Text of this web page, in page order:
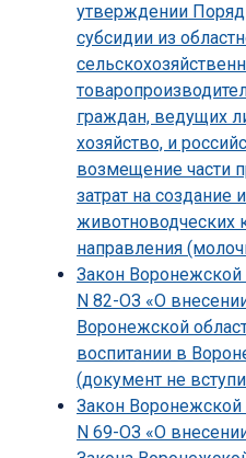
утверждении
субсидии из
граждан, ведущих
хозяйство, и
возмещение части
затрат на
животноводческих
направления
Закон Воронежской
N 82-ОЗ «О
Воронежской
воспитании в
(документ не
Закон Воронежской
N 69-ОЗ «О